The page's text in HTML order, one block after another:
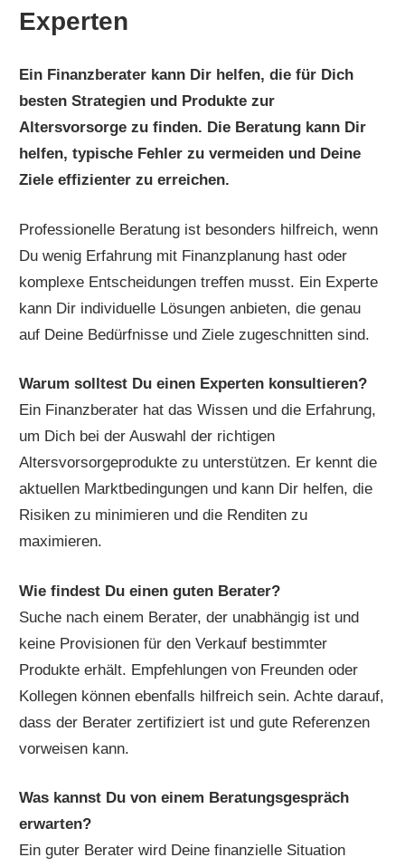
Experten
Ein Finanzberater kann Dir helfen, die für Dich
besten Strategien und Produkte zur
Altersvorsorge zu finden. Die Beratung kann Dir
helfen, typische Fehler zu vermeiden und Deine
Ziele effizienter zu erreichen.
Professionelle Beratung ist besonders hilfreich, wenn
Du wenig Erfahrung mit Finanzplanung hast oder
komplexe Entscheidungen treffen musst. Ein Experte
kann Dir individuelle Lösungen anbieten, die genau
auf Deine Bedürfnisse und Ziele zugeschnitten sind.
Warum solltest Du einen Experten konsultieren?
Ein Finanzberater hat das Wissen und die Erfahrung,
um Dich bei der Auswahl der richtigen
Altersvorsorgeprodukte zu unterstützen. Er kennt die
aktuellen Marktbedingungen und kann Dir helfen, die
Risiken zu minimieren und die Renditen zu
maximieren.
Wie findest Du einen guten Berater?
Suche nach einem Berater, der unabhängig ist und
keine Provisionen für den Verkauf bestimmter
Produkte erhält. Empfehlungen von Freunden oder
Kollegen können ebenfalls hilfreich sein. Achte darauf,
dass der Berater zertifiziert ist und gute Referenzen
vorweisen kann.
Was kannst Du von einem Beratungsgespräch
erwarten?
Ein guter Berater wird Deine finanzielle Situation